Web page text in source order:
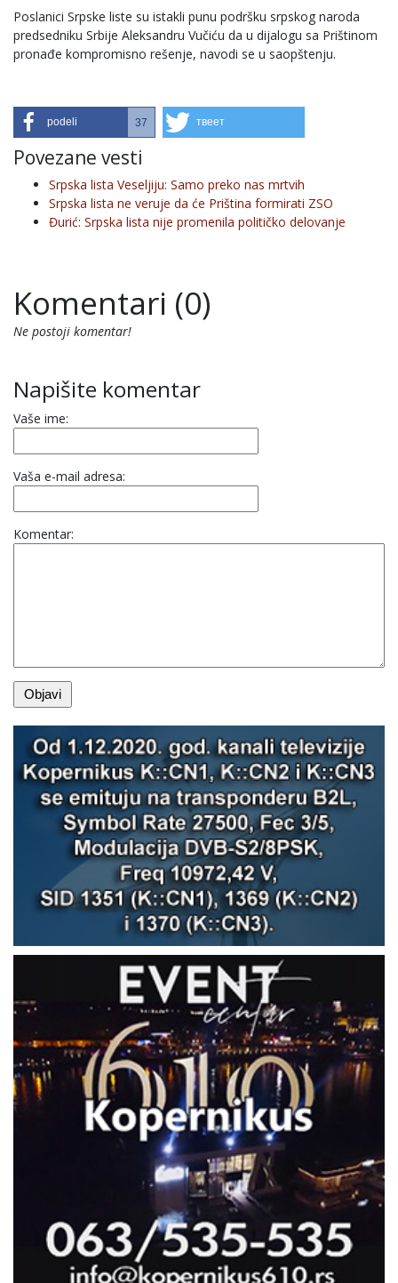
Poslanici Srpske liste su istakli punu podršku srpskog naroda
predsedniku Srbije Aleksandru Vučiću da u dijalogu sa Prištinom
pronađe kompromisno rešenje, navodi se u saopštenju.
podeli 37 твеет
Povezane vesti
Srpska lista Veseljiju: Samo preko nas mrtvih
Srpska lista ne veruje da će Priština formirati ZSO
Đurić: Srpska lista nije promenila političko delovanje
Komentari (0)
Ne postoji komentar!
Napišite komentar
Vaše ime:
Vaša e-mail adresa:
Komentar: